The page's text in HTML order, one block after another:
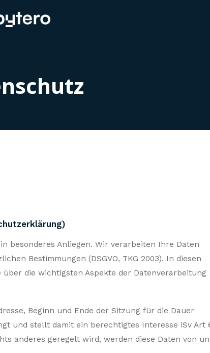
besonderes Anliegen. Wir verarbeiten Ihre Daten
Bestimmungen (DSGVO, TKG 2003). In diesen
die wichtigsten Aspekte der Datenverarbeitung
Beginn und Ende der Sitzung für die Dauer
und stellt damit ein berechtigtes Interesse iSv Art
anderes geregelt wird, werden diese Daten von